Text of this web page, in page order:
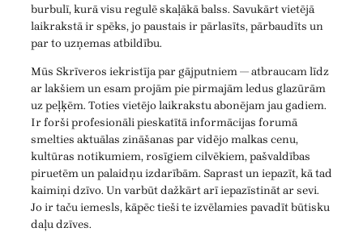
burbulī, kurā visu regulē skaļākā balss. Savukārt vietējā
laikrakstā ir spēks, jo paustais ir pārlasīts, pārbaudīts un
par to uzņemas atbildību.
Mūs Skrīveros iekristīja par gājputniem — atbraucam līdz
ar lakšiem un esam projām pie pirmajām ledus glazūrām
uz peļķēm. Toties vietējo laikrakstu abonējam jau gadiem.
Ir forši profesionāli pieskatītā informācijas forumā
smelties aktuālas zināšanas par vidējo malkas cenu,
kultūras notikumiem, rosīgiem cilvēkiem, pašvaldības
piruetēm un palaidņu izdarībām. Saprast un iepazīt, kā tad
kaimiņi dzīvo. Un varbūt dažkārt arī iepazīstināt ar sevi.
Jo ir taču iemesls, kāpēc tieši te izvēlamies pavadīt būtisku
daļu dzīves.